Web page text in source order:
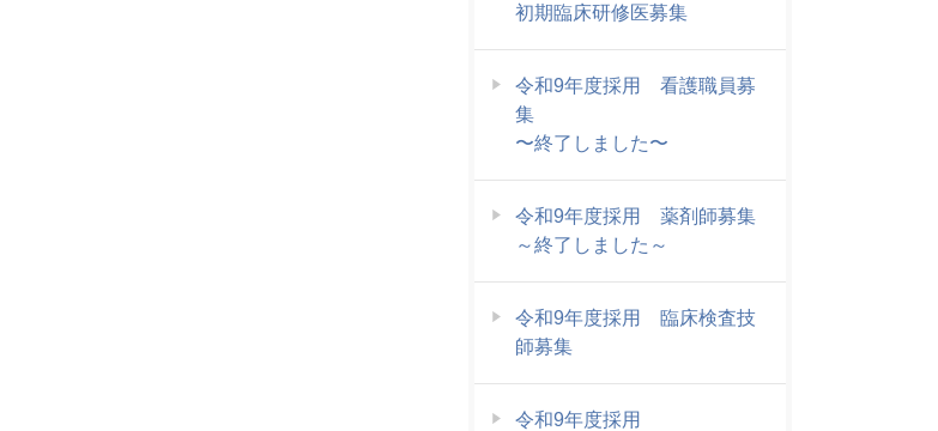
初期臨床研修医募集
令和9年度採用 看護職員募
集
〜終了しました〜
令和9年度採用 薬剤師募集
～終了しました～
令和9年度採用 臨床検査技
師募集
令和9年度採用